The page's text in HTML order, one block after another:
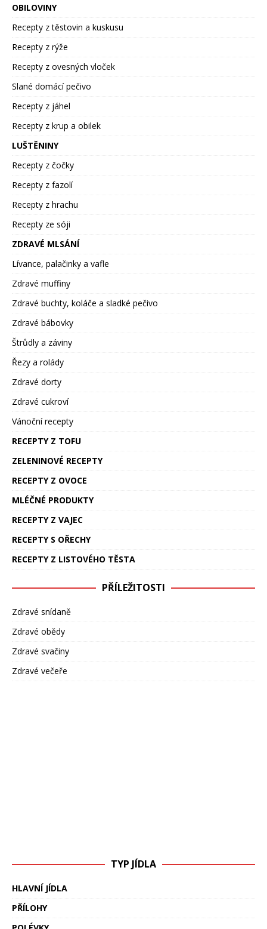
OBILOVINY
Recepty z těstovin a kuskusu
Recepty z rýže
Recepty z ovesných vloček
Slané domácí pečivo
Recepty z jáhel
Recepty z krup a obilek
LUŠTĚNINY
Recepty z čočky
Recepty z fazolí
Recepty z hrachu
Recepty ze sóji
ZDRAVÉ MLSÁNÍ
Lívance, palačinky a vafle
Zdravé muffiny
Zdravé buchty, koláče a sladké pečivo
Zdravé bábovky
Štrůdly a záviny
Řezy a rolády
Zdravé dorty
Zdravé cukroví
Vánoční recepty
RECEPTY Z TOFU
ZELENINOVÉ RECEPTY
RECEPTY Z OVOCE
MLÉČNÉ PRODUKTY
RECEPTY Z VAJEC
RECEPTY S OŘECHY
RECEPTY Z LISTOVÉHO TĚSTA
PŘÍLEŽITOSTI
Zdravé snídaně
Zdravé obědy
Zdravé svačiny
Zdravé večeře
TYP JÍDLA
HLAVNÍ JÍDLA
PŘÍLOHY